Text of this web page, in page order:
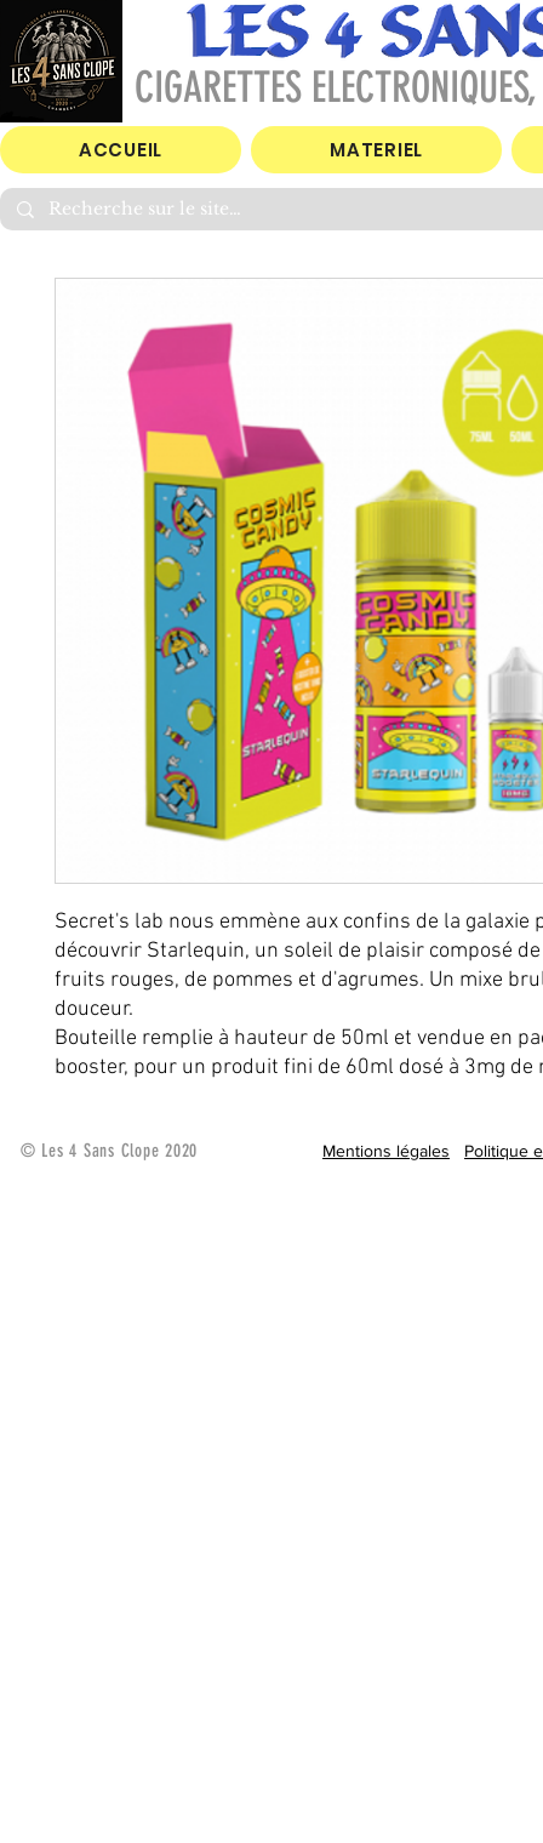
CIGARETTES
ACCUEIL MATERIEL
Secret's lab nous emmène aux confins de la galaxie
découvrir Starlequin, un soleil de plaisir composé
fruits rouges, de pommes et d'agrumes. Un mixe
douceur.
Bouteille remplie à hauteur de 50ml et vendue en
booster, pour un produit fini de 60ml dosé à 3mg de
© Les 4 Sans Clope 2020 Mentions légales Politique